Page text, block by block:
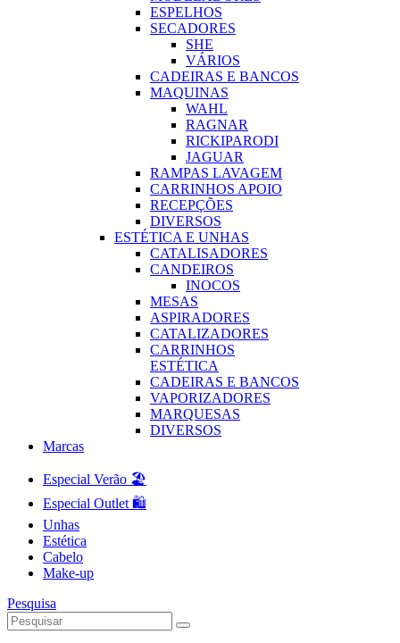
ESPELHOS
SECADORES
SHE
VÁRIOS
CADEIRAS E BANCOS
MAQUINAS
WAHL
RAGNAR
RICKIPARODI
JAGUAR
RAMPAS LAVAGEM
CARRINHOS APOIO
RECEPÇÕES
DIVERSOS
ESTÉTICA E UNHAS
CATALISADORES
CANDEIROS
INOCOS
MESAS
ASPIRADORES
CATALIZADORES
CARRINHOS
ESTÉTICA
CADEIRAS E BANCOS
VAPORIZADORES
MARQUESAS
DIVERSOS
Marcas
Especial Verão 🏖️
Especial Outlet 🛍️
Unhas
Estética
Cabelo
Make-up
Pesquisa